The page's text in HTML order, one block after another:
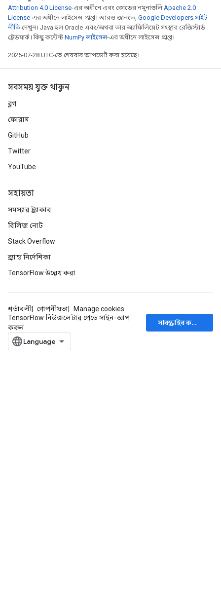
Attribution 4.0 License-এর অধীনে এবং কোডের নমুনাগুলিApache 2.0
License-এর অধীনে লাইসেন্স প্রাপ্ত। আরও জানতে, Google Developers সাইট
নীতি দেখুন। Java হল Oracle এবং/অথবা তার অ্যাফিলিয়েট সংস্থার রেজিস্টার্ড
ট্রেডমার্ক। কিছু কন্টেন্ট NumPy লাইসেন্স-এর অধীনে লাইসেন্স প্রাপ্ত।
2025-07-28 UTC-তে শেষবার আপডেট করা হয়েছে।
সবসময় যুক্ত থাকুন
ব্লগ
ফোরাম
GitHub
Twitter
YouTube
সহায়তা
সমস্যার ট্র্যাকার
রিলিজ নোট
Stack Overflow
ব্র্যান্ড নির্দেশিকা
TensorFlow উল্লেখ করা
শর্তাবলী গোপনীয়তা
Manage cookies
TensorFlow নিউজলেটার পেতে সাইন-আপ
করুন
সাবস্ক্রাইব করুন